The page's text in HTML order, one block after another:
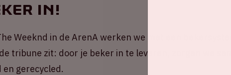
in!
Weeknd in de ArenA werken we met een
tribune zit: door je beker in te leveren, zorgen we
gerecycled.